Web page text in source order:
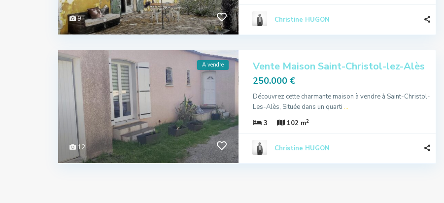
9 Christine HUGON
12
A vendre Vente Maison Saint-Christol-lez-Alès
250.000 €
Découvrez cette charmante maison à vendre à Saint-Christol-
Les-Alès, Située dans un quarti ...
3
102 m2
Christine HUGON